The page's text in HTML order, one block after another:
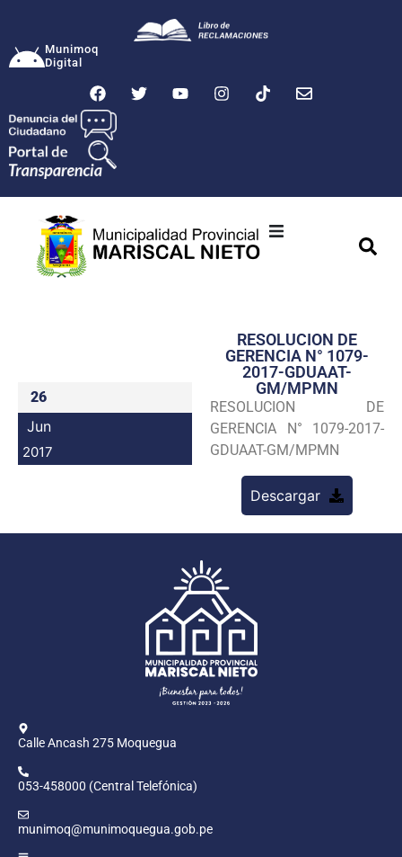
Munimoq
Digital
Transparencia
Seguridad
Programas
26
Jun
2017
RESOLUCION DE
GERENCIA N° 1079-
2017-GDUAAT-
GM/MPMN
RESOLUCION DE
GERENCIA N° 1079-2017-
GDUAAT-GM/MPMN
Descargar
Calle Ancash 275 Moquegua
053-458000 (Central Telefónica)
munimoq@munimoquegua.gob.pe